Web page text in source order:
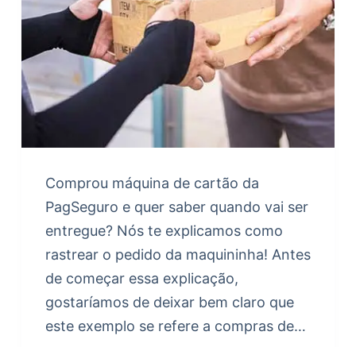
Comprou máquina de cartão da
PagSeguro e quer saber quando vai ser
entregue? Nós te explicamos como
rastrear o pedido da maquininha! Antes
de começar essa explicação,
gostaríamos de deixar bem claro que
este exemplo se refere a compras de…